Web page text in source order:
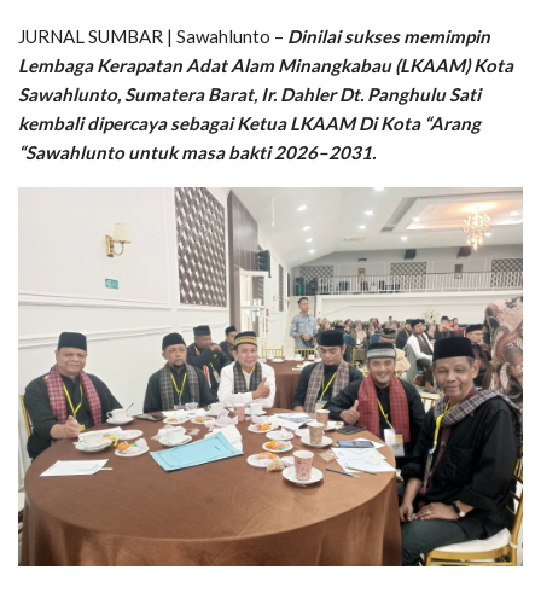
JURNAL SUMBAR | Sawahlunto – Dinilai sukses memimpin
Lembaga Kerapatan Adat Alam Minangkabau (LKAAM) Kota
Sawahlunto, Sumatera Barat, Ir. Dahler Dt. Panghulu Sati
kembali dipercaya sebagai Ketua LKAAM Di Kota “Arang
“Sawahlunto untuk masa bakti 2026–2031.